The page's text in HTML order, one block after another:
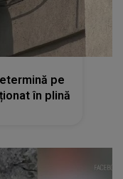
pe
în plină